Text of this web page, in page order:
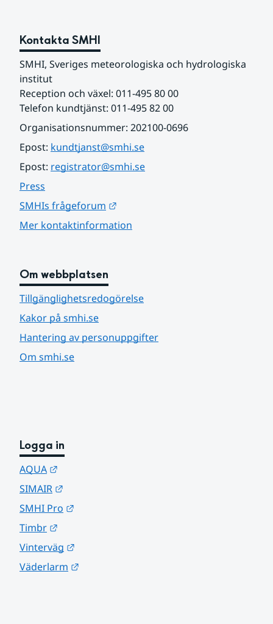
Kontakta SMHI
SMHI, Sveriges meteorologiska och hydrologiska
institut
Reception och växel: 011-495 80 00
Telefon kundtjänst: 011-495 82 00
Organisationsnummer: 202100-0696
Epost: kundtjanst@smhi.se
Epost: registrator@smhi.se
Press
SMHIs frågeforum
Mer kontaktinformation
Om webbplatsen
Tillgänglighetsredogörelse
Kakor på smhi.se
Hantering av personuppgifter
Om smhi.se
Logga in
AQUA
SIMAIR
SMHI Pro
Timbr
Vinterväg
Väderlarm